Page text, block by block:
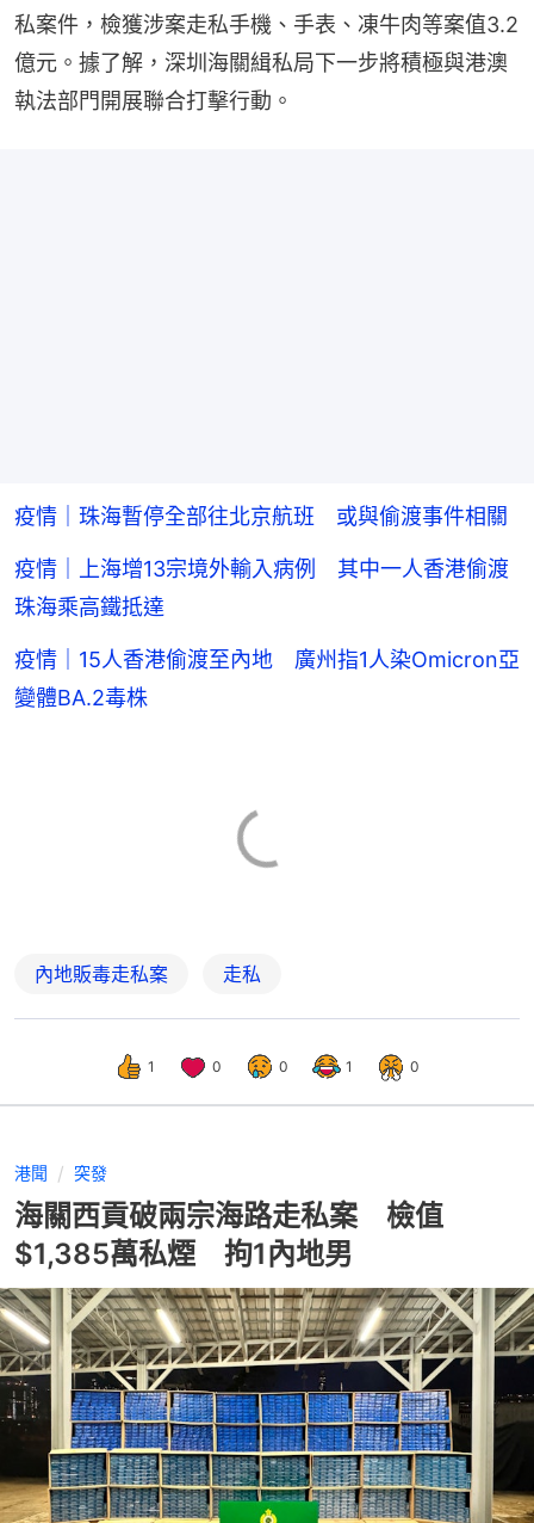
私案件，檢獲涉案走私手機、手表、凍牛肉等案值3.2
億元。據了解，深圳海關緝私局下一步將積極與港澳
執法部門開展聯合打擊行動。
疫情｜珠海暫停全部往北京航班 或與偷渡事件相關
疫情｜上海增13宗境外輸入病例 其中一人香港偷渡
珠海乘高鐵抵達
疫情｜15人香港偷渡至內地 廣州指1人染Omicron亞
變體BA.2毒株
內地販毒走私案 走私
1 0 0 1 0
港聞 突發
海關西貢破兩宗海路走私案 檢值
$1,385萬私煙 拘1內地男